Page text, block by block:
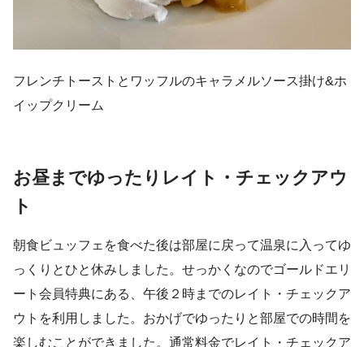
フレンチトーストとワッフルのキャラメルソース掛け&ホ
イップクリーム
お昼までゆったりレイト・チェックアウ
ト
朝食ビュッフェを食べた後は部屋に戻って温泉に入ってゆ
っくりとひと休みしました。せっかくなのでゴールドエリ
ート会員特典にある、午後２時までのレイト・チェックア
ウトを利用しました。おかげでゆったりと部屋での時間を
楽しむことができました。通常料金でレイト・チェックア